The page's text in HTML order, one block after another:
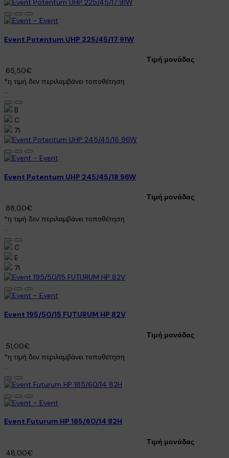
Event Potentum UHP 225/45/17 91W
Τιμή μονάδας
65,50€
*η τιμή δεν περιλαμβάνει τοποθέτηση
...
B
C
71
Event Potentum UHP 245/45/18 96W
Τιμή μονάδας
88,00€
*η τιμή δεν περιλαμβάνει τοποθέτηση
..
C
E
71
Event 195/50/15 FUTURUM HP 82V
Τιμή μονάδας
51,00€
*η τιμή δεν περιλαμβάνει τοποθέτηση
Event Futurum HP 185/60/14 82H
Τιμή μονάδας
48,00€